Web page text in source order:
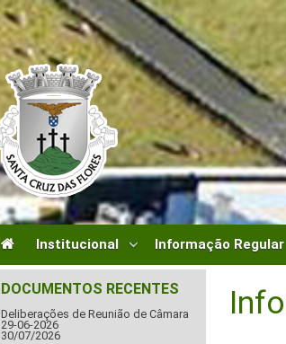
Institucional Informação Regular
DOCUMENTOS RECENTES
Deliberações de Reunião de Câmara
29-06-2026
30/07/2026